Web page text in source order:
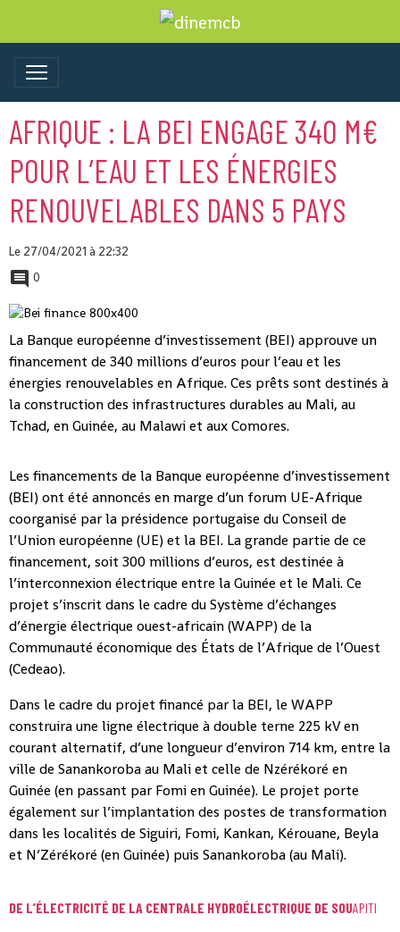
AFRIQUE : LA BEI ENGAGE 340 M€
POUR L’EAU ET LES ÉNERGIES
RENOUVELABLES DANS 5 PAYS
Le 27/04/2021 à 22:32
0
La Banque européenne d’investissement (BEI) approuve un
financement de 340 millions d’euros pour l’eau et les
énergies renouvelables en Afrique. Ces prêts sont destinés à
la construction des infrastructures durables au Mali, au
Tchad, en Guinée, au Malawi et aux Comores.
Les financements de la Banque européenne d’investissement
(BEI) ont été annoncés en marge d’un forum UE-Afrique
coorganisé par la présidence portugaise du Conseil de
l’Union européenne (UE) et la BEI. La grande partie de ce
financement, soit 300 millions d’euros, est destinée à
l’interconnexion électrique entre la Guinée et le Mali. Ce
projet s’inscrit dans le cadre du Système d’échanges
d’énergie électrique ouest-africain (WAPP) de la
Communauté économique des États de l’Afrique de l’Ouest
(Cedeao).
Dans le cadre du projet financé par la BEI, le WAPP
construira une ligne électrique à double terne 225 kV en
courant alternatif, d’une longueur d’environ 714 km, entre la
ville de Sanankoroba au Mali et celle de Nzérékoré en
Guinée (en passant par Fomi en Guinée). Le projet porte
également sur l’implantation des postes de transformation
dans les localités de Siguiri, Fomi, Kankan, Kérouane, Beyla
et N’Zérékoré (en Guinée) puis Sanankoroba (au Mali).
DE L’ÉLECTRICITÉ DE LA CENTRALE HYDROÉLECTRIQUE DE SOUAPITI